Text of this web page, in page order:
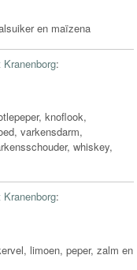
en maïzena
:
knoflook,
varkensdarm,
whiskey,
:
limoen, peper, zalm en